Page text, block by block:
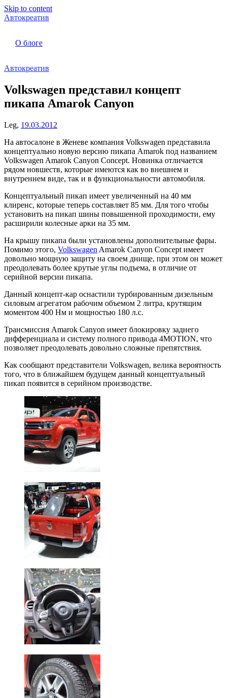
Skip to content
Автокреатив
О блоге
Автокреатив
Volkswagen представил концепт
пикапа Amarok Canyon
Leg, 19.03.2012
На автосалоне в Женеве компания Volkswagen представила
концептуально новую версию пикапа Amarok под названием
Volkswagen Amarok Canyon Concept. Новинка отличается
рядом новшеств, которые имеются как во внешнем и
внутреннем виде, так и в функциональности автомобиля.
Концептуальный пикап имеет увеличенный на 40 мм
клиренс, которые теперь составляет 85 мм. Для того чтобы
установить на пикап шины повышенной проходимости, ему
расширили колесные арки на 35 мм.
На крышу пикапа были установлены дополнительные фары.
Помимо этого, Volkswagen Amarok Canyon Concept имеет
довольно мощную защиту на своем днище, при этом он может
преодолевать более крутые углы подъема, в отличие от
серийной версии пикапа.
Данный концепт-кар оснастили турбированным дизельным
силовым агрегатом рабочим объемом 2 литра, крутящим
моментом 400 Нм и мощностью 180 л.с.
Трансмиссия Amarok Canyon имеет блокировку заднего
дифференциала и систему полного привода 4MOTION, что
позволяет преодолевать довольно сложные препятствия.
Как сообщают представители Volkswagen, велика вероятность
того, что в ближайшем будущем данный концептуальный
пикап появится в серийном производстве.